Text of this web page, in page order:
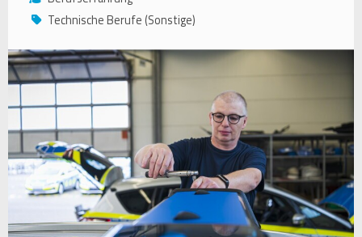
Technische Berufe (Sonstige)